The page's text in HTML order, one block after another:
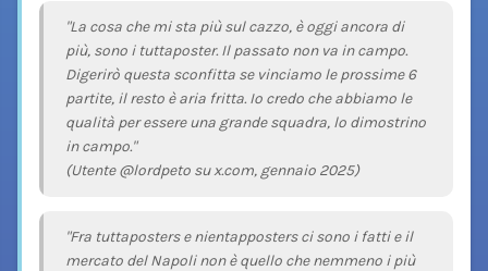
"La cosa che mi sta più sul cazzo, è oggi ancora di
più, sono i tuttaposter. Il passato non va in campo.
Digerirò questa sconfitta se vinciamo le prossime 6
partite, il resto è aria fritta. Io credo che abbiamo le
qualità per essere una grande squadra, lo dimostrino
in campo."
(Utente @lordpeto su x.com, gennaio 2025)
"Fra tuttaposters e nientapposters ci sono i fatti e il
mercato del Napoli non è quello che nemmeno i più